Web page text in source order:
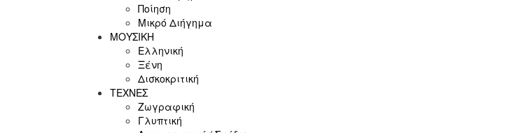
Ποίηση
Μικρό Διήγημα
ΜΟΥΣΙΚΗ
Ελληνική
Ξένη
Δισκοκριτική
ΤΕΧΝΕΣ
Ζωγραφική
Γλυπτική